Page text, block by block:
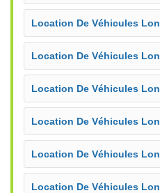
Location De Véhicules
Location De Véhicules
Location De Véhicules
Location De Véhicules
Location De Véhicules
Location De Véhicules